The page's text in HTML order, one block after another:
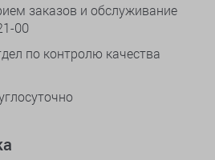
заказов и обслуживание
00
по контролю качества